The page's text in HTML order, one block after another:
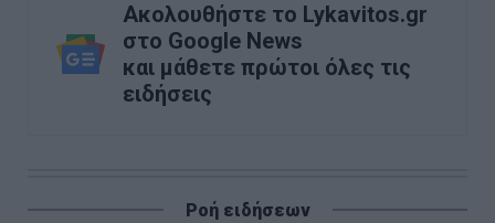
Ακολουθήστε το Lykavitos.gr
στο Google News
και μάθετε πρώτοι όλες τις
ειδήσεις
Ροή ειδήσεων